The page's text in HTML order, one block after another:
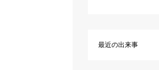
最近の出来事